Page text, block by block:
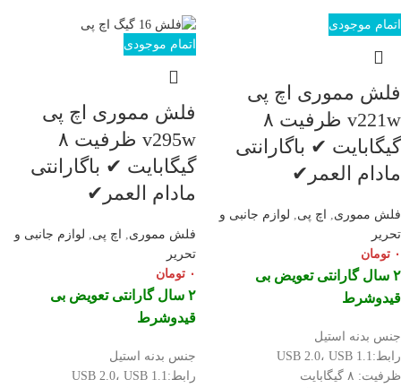
اتمام موجودی
فلش مموری اچ پی
v221w ظرفیت ۸
گیگابایت ✔ باگارانتی
مادام العمر✔
فلش مموری, اچ پی, لوازم جانبی و
تحریر
۰ تومان
۲ سال گارانتی تعویض بی
قیدوشرط
جنس بدنه استیل
رابط:USB 2.0، USB 1.1
ظرفیت: ۸ گیگابایت
اتمام موجودی
فلش مموری اچ پی
v295w ظرفیت ۸
گیگابایت ✔ باگارانتی
مادام العمر✔
فلش مموری, اچ پی, لوازم جانبی و
تحریر
۰ تومان
۲ سال گارانتی تعویض بی
قیدوشرط
جنس بدنه استیل
رابط:USB 2.0، USB 1.1